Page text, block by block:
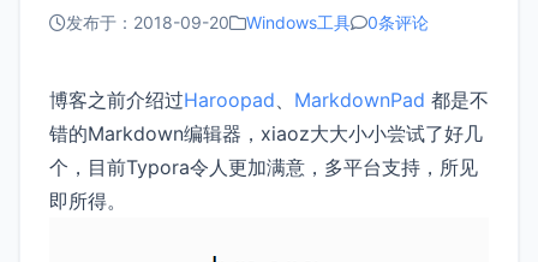
发布于：2018-09-20 Windows工具 0条评论
博客之前介绍过Haroopad MarkdownPad 都是不
错的Markdown编辑器，xiaoz大大小小尝试了好几
个，目前Typora令人更加满意，多平台支持，所见
即所得。